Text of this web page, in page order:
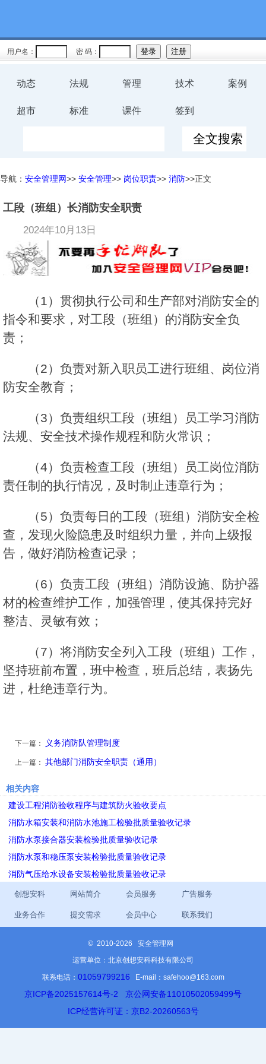
用户名： 密 码：
动态 法规 管理 技术 案例
超市 标准 课件 签到
导航： 安全管理网>> 安全管理>> 岗位职责>> 消防>>正文
工段（班组）长消防安全职责
2024年10月13日
（1）贯彻执行公司和生产部对消防安全的
指令和要求，对工段（班组）的消防安全负
责；
（2）负责对新入职员工进行班组、岗位消
防安全教育；
（3）负责组织工段（班组）员工学习消防
法规、安全技术操作规程和防火常识；
（4）负责检查工段（班组）员工岗位消防
责任制的执行情况，及时制止违章行为；
（5）负责每日的工段（班组）消防安全检
查，发现火险隐患及时组织力量，并向上级报
告，做好消防检查记录；
（6）负责工段（班组）消防设施、防护器
材的检查维护工作，加强管理，使其保持完好
整洁、灵敏有效；
（7）将消防安全列入工段（班组）工作，
坚持班前布置，班中检查，班后总结，表扬先
进，杜绝违章行为。
下一篇： 义务消防队管理制度
上一篇： 其他部门消防安全职责（通用）
相关内容
建设工程消防验收程序与建筑防火验收要点
消防水箱安装和消防水池施工检验批质量验收记录
消防水泵接合器安装检验批质量验收记录
消防水泵和稳压泵安装检验批质量验收记录
消防气压给水设备安装检验批质量验收记录
创想安科 网站简介 会员服务 广告服务
业务合作 提交需求 会员中心 联系我们
© 2010-2026 安全管理网
运营单位：北京创想安科科技有限公司
联系电话： 01059799216 E-mail：safehoo@163.com
京ICP备2025157614号-2
京公网安备11010502059499号
ICP经营许可证：京B2-20260563号